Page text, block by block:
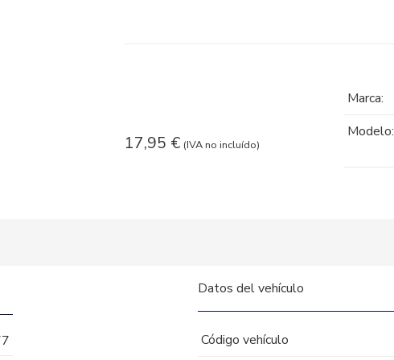
17,95 € (IVA no incluído)
Marca:
Modelo:
Datos del vehículo
Código vehículo